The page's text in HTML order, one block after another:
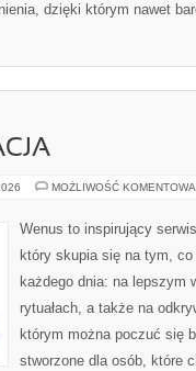
dzięki którym nawet
MOŻLIWOŚĆ
Wenus to inspirujący
który skupia się na tym,
każdego dnia: na lepszym
rytuałach, a także na
którym można poczuć się
stworzone dla osób, które